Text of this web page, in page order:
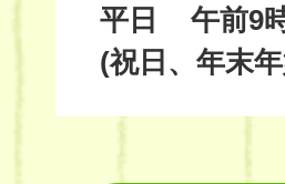
平日
午前9
(祝日、年末